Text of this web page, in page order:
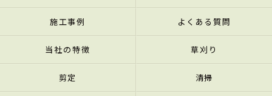
施工事例 よくある質問
当社の特徴 草刈り
剪定 清掃